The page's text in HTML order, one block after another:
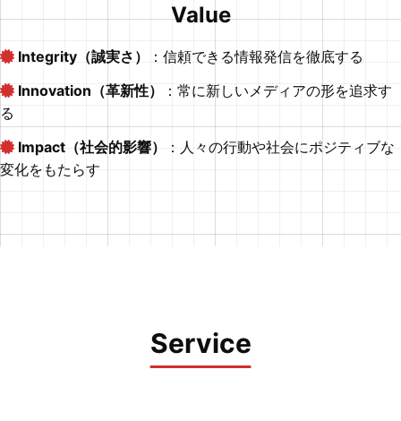
Value
Integrity（誠実さ）
：信頼できる情報発信を徹底する
Innovation（革新性）
：常に新しいメディアの形を追求す
る
Impact（社会的影響）
：人々の行動や社会にポジティブな
変化をもたらす
Service